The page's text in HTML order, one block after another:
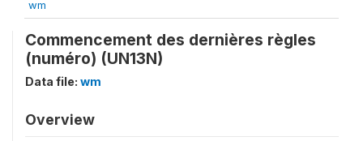
wm
Commencement des dernières règles
(numéro) (UN13N)
Data file: wm
Overview